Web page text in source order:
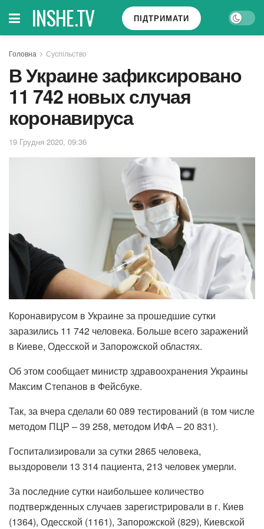
INSHE.TV ПІДТРИМАТИ
Головна Суспільство
В Украине зафиксировано
11 742 новых случая
коронавируса
19 Грудня 2020, 09:36
Коронавирусом в Украине за прошедшие сутки
заразились 11 742 человека. Больше всего заражений
в Киеве, Одесской и Запорожской областях.
Об этом сообщает министр здравоохранения Украины
Максим Степанов в Фейсбуке.
Так, за вчера сделали 60 089 тестирований (в том числе
методом ПЦР – 39 258, методом ИФА – 20 831).
Госпитализировали за сутки 2865 человека,
выздоровели 13 314 пациента, 213 человек умерли.
За последние сутки наибольшее количество
подтвержденных случаев зарегистрировали в г. Киев
(1364), Одесской (1161), Запорожской (829), Киевской